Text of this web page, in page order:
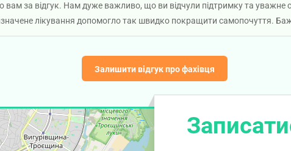
за відгук. Нам дуже важливо, що ви відчули підтримку та уважне
лікування допомогло так швидко покращити самопочуття.
Залишити відгук про фахівця